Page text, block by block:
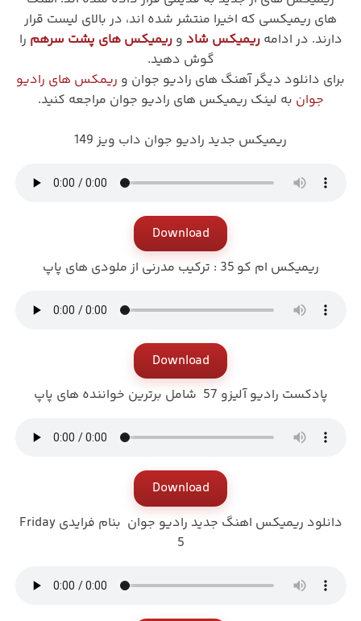
های ریمیکسی که اخیرا منتشر شده اند، در بالای لیست قرار
دارند. در ادامهریمیکس شاد وریمیکس های پشت سرهم را
گوش دهید.
برای دانلود دیگر آهنگ های رادیو جوان و ریمکس های رادیو
جوان به لینک ریمیکس های رادیو جوان مراجعه کنید.
ریمیکس جدید رادیو جوان داب ویز 149
Download
ریمیکس ام کو 35 : ترکیب مدرنی از ملودی های پاپ
Download
پادکست رادیو آلیزو 57 شامل برترین خواننده های پاپ
Download
دانلود ریمیکس اهنگ جدید رادیو جوان بنام فرایدی Friday
5